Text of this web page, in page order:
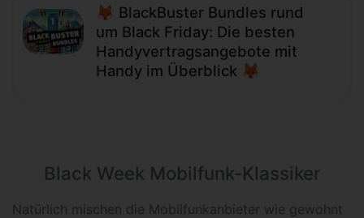
🦊 BlackBuster Bundles rund
um Black Friday: Die besten
Handyvertragsangebote mit
Handy im Überblick 🦊
Black Week Mobilfunk-Klassiker
Natürlich mischen die Mobilfunkanbieter wie gewohnt